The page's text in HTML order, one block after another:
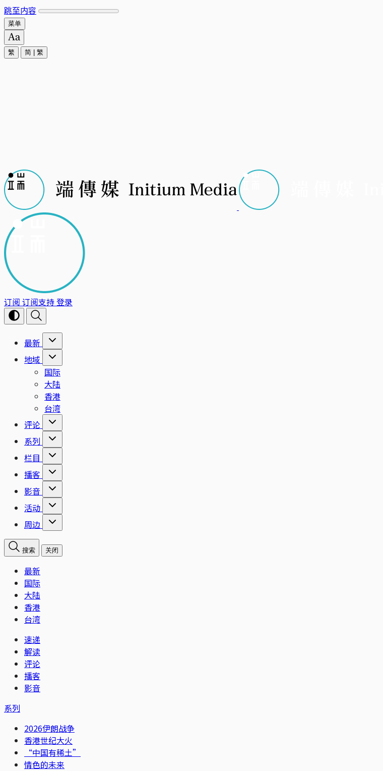
跳至内容
菜单
繁 简 繁
订阅 订阅支持登录
最新
地域
国际
大陆
香港
台湾
评论
系列
栏目
播客
影音
活动
周边
搜索 关闭
最新
国际
大陆
香港
台湾
速递
解读
评论
播客
影音
系列
2026伊朗战争
香港世纪大火
“中国有稀土”
情色的未来